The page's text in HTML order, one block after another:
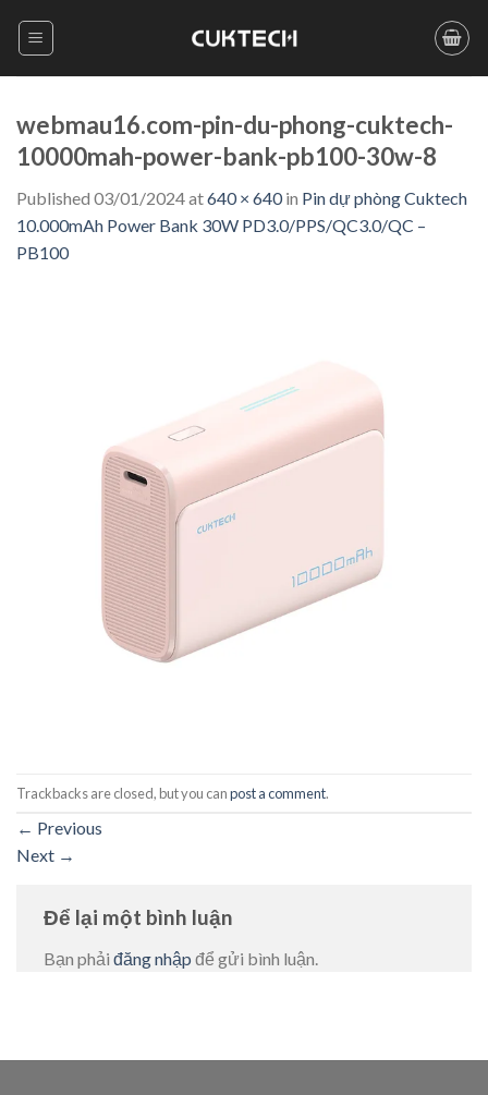
webmau16.com-pin-du-phong-cuktech-
10000mah-power-bank-pb100-30w-8
Published 03/01/2024at640 × 640in Pin dự phòng Cuktech
10.000mAh Power Bank 30W PD3.0/PPS/QC3.0/QC –
PB100
Trackbacks are closed, but you canpost a comment.
← Previous
Next →
Để lại một bình luận
Bạn phải đăng nhập để gửi bình luận.